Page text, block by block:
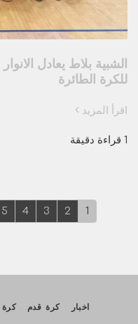
الشبية بلاط يعادل
للكرة الطائرة
اقرأ المزيد
1 قراءة دقيقة
1
2
3
4
5
اخبار كرة قدم